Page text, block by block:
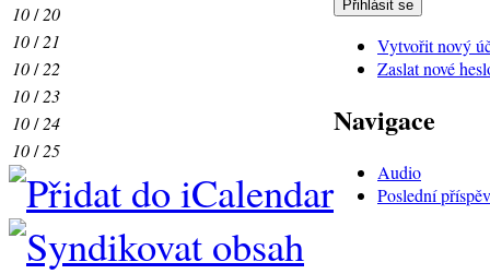
10/20
10/21
10/22
10/23
10/24
10/25
Vytvořit nový
Zaslat nové
Navigace
Audio
Poslední